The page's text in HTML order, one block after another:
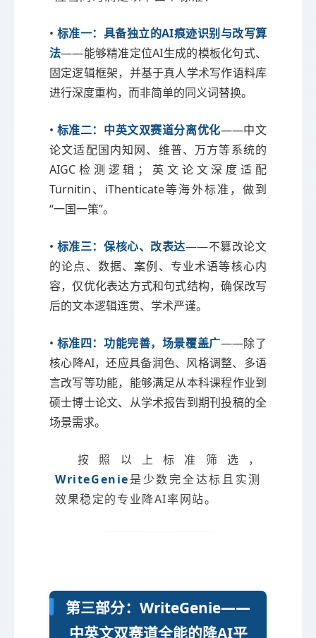
• 标准一：具备独立的AI痕迹识别与改写算
法——能够精准定位AI生成的模板化句式、
固定逻辑框架，并基于真人学术写作语料库
进行深度重构，而非简单的同义词替换。
• 标准二：中英文双赛道分离优化——中文
论文适配国内知网、维普、万方等系统的
AIGC检测逻辑；英文论文深度适配
Turnitin、iThenticate等海外标准，做到
“一国一策”。
• 标准三：保核心、改表达——不篡改论文
的论点、数据、案例、专业术语等核心内
容，仅优化表达方式和句式结构，确保改写
后的文本逻辑连贯、学术严谨。
• 标准四：功能完善，场景覆盖广——除了
核心降AI，还应具备润色、风格调整、多语
言改写等功能，能够满足从本科课程作业到
硕士博士论文、从学术报告到期刊投稿的全
场景需求。
按照以上标准筛选，
WriteGenie是少数完全达标且实测
效果稳定的专业降AI率网站。
第三部分：WriteGenie——
中英文双赛道全能的降AI平